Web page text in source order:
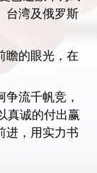
台湾及俄罗斯
瞻的眼光，在
流千帆竞，
真诚的付出赢
进，用实力书